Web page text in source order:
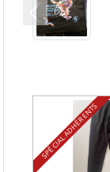
Previous
SPÉCIAL ADHÉRENTS